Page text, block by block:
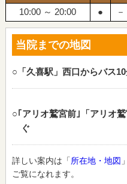
10:00 ～ 20:00
● －
当院までの地図
○「久喜駅」西口からバス
○｢アリオ鷲宮前｣「アリオ
ぐ
詳しい案内は「所在地・地図
ご覧になれます。